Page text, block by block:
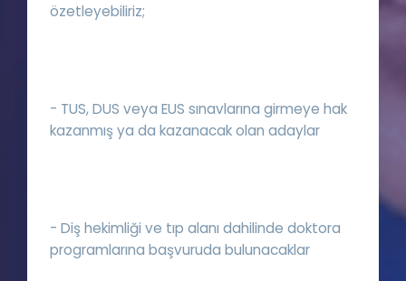
özetleyebiliriz;
- TUS, DUS veya EUS sınavlarına girmeye hak
kazanmış ya da kazanacak olan adaylar
- Diş hekimliği ve tıp alanı dahilinde doktora
programlarına başvuruda bulunacaklar